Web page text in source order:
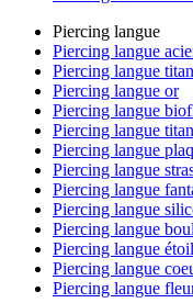
Piercing langue
Piercing langue
Piercing langue
Piercing langue or
Piercing langue
Piercing langue
Piercing langue
Piercing langue
Piercing langue
Piercing langue
Piercing langue
Piercing langue
Piercing langue
Piercing langue